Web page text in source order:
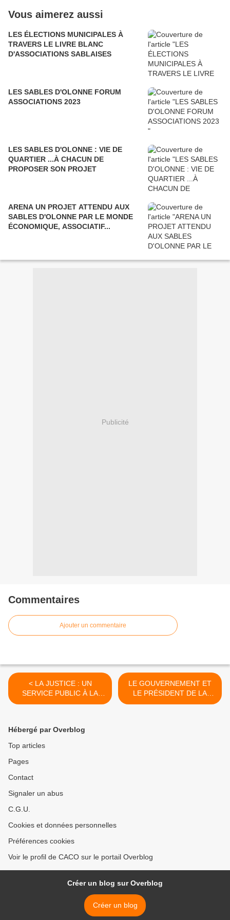
Vous aimerez aussi
LES ÉLECTIONS MUNICIPALES À
TRAVERS LE LIVRE BLANC
D'ASSOCIATIONS SABLAISES
LES SABLES D'OLONNE FORUM
ASSOCIATIONS 2023
LES SABLES D'OLONNE : VIE DE
QUARTIER ...À CHACUN DE
PROPOSER SON PROJET
ARENA UN PROJET ATTENDU AUX
SABLES D'OLONNE PAR LE MONDE
ÉCONOMIQUE, ASSOCIATIF...
Publicité
Commentaires
Ajouter un commentaire
< LA JUSTICE : UN
SERVICE PUBLIC À LA
PEINE AU MOINS POUR
LE GOUVERNEMENT ET
LE PRÉSIDENT DE LA
RÉPUBLIQUE VEULENT
Hébergé par Overblog
Top articles
Pages
Contact
Signaler un abus
C.G.U.
Cookies et données personnelles
Préférences cookies
Voir le profil de CACO sur le portail Overblog
Créer un blog sur Overblog
Créer un blog